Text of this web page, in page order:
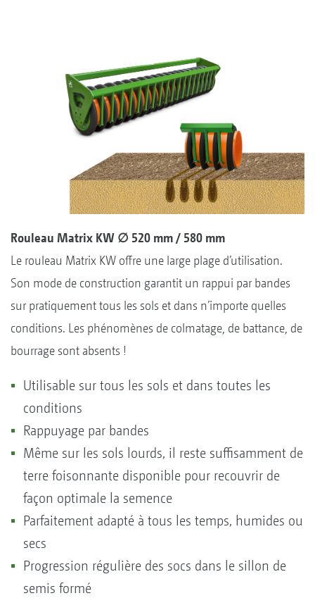
Rouleau Matrix KW ∅ 520 mm / 580 mm
Le rouleau Matrix KW offre une large plage d’utilisation.
Son mode de construction garantit un rappui par bandes
sur pratiquement tous les sols et dans n’importe quelles
conditions. Les phénomènes de colmatage, de battance, de
bourrage sont absents !
Utilisable sur tous les sols et dans toutes les
conditions
Rappuyage par bandes
Même sur les sols lourds, il reste suffisamment de
terre foisonnante disponible pour recouvrir de
façon optimale la semence
Parfaitement adapté à tous les temps, humides ou
secs
Progression régulière des socs dans le sillon de
semis formé